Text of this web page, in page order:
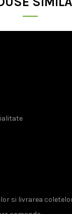
si livrarea